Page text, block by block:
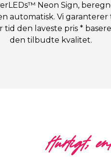
Neon Sign,
automatisk. Vi garanterer
tid den laveste pris *
den tilbudte kvalitet.
Hurtigt,